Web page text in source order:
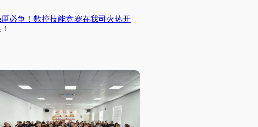
必争！数控技能竞赛在我司火热开